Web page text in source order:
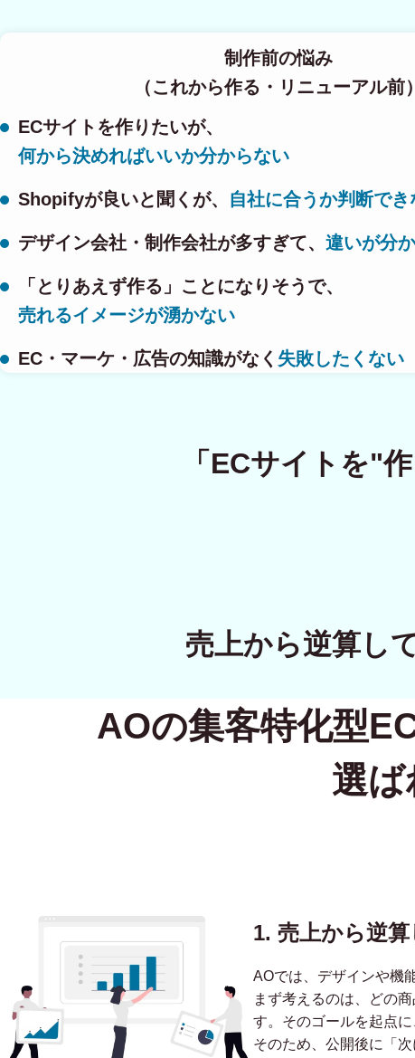
制作前の悩み
（これから作る・リニューアル前）
ECサイトを作りたいが、
何から決めればいいか分からない
Shopifyが良いと聞くが、 自社に合うか判断でき
デザイン会社・制作会社が多すぎて、 違いが分
「とりあえず作る」ことになりそうで、
売れるイメージが湧かない
EC・マーケ・広告の知識がなく 失敗したくない
「ECサイトを"
売上から逆算し
AOの集客特化型
選ば
1. 売上から逆
AOでは、デザインや機
まず考えるのは、どの
す。そのゴールを起点
そのため、公開後に「